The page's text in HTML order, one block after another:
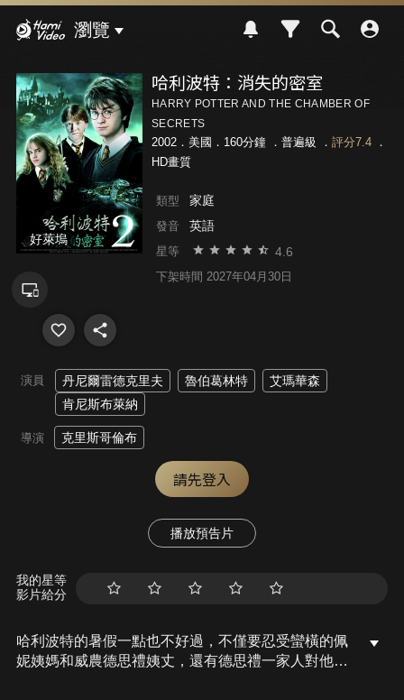
瀏覽
好萊塢
哈利波特：消失的密室
HARRY POTTER AND THE CHAMBER OF
SECRETS
2002．美國．160分鐘 ． 普遍級 ． 評分7.4．
HD畫質
類型 家庭
發音 英語
星等 4.6
下架時間 2027年04月30日
演員 丹尼爾雷德克里夫 魯伯葛林特
艾瑪華森
肯尼斯布萊納
導演 克里斯哥倫布
請先登入
播放預告片
我的星等
影片給分
哈利波特的暑假一點也不好過，不僅要忍受蠻橫的佩
妮姨媽和威農德思禮姨丈，還有德思禮一家人對他魔